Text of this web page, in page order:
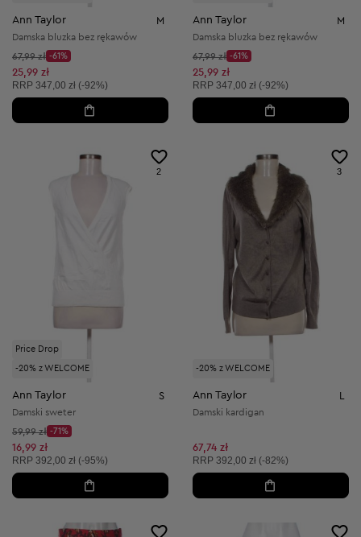
Ann Taylor M
Damska bluzka bez rękawów
Cena początkowa:
67,99 zł
Discount Price:
-61%
Obniżona cena:
25,99 zł
Cena sugerowana:
RRP 347,00 zł (-92%)
Ann Taylor M
Damska bluzka bez rękawów
Cena początkowa:
67,99 zł
Discount Price:
-61%
Obniżona cena:
25,99 zł
Cena sugerowana:
RRP 347,00 zł (-92%)
Price Drop
-20% z WELCOME
2
Ann Taylor S
Damski sweter
Cena początkowa:
59,99 zł
Discount Price:
-71%
Obniżona cena:
16,99 zł
Cena sugerowana:
RRP 392,00 zł (-95%)
-20% z WELCOME
3
Ann Taylor L
Damski kardigan
67,74 zł
Cena sugerowana:
RRP 392,00 zł (-82%)